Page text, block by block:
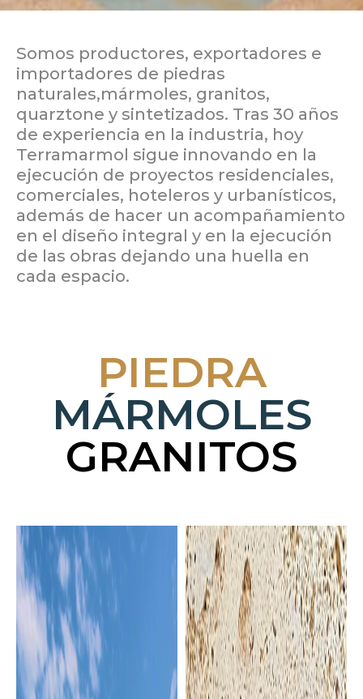
Somos productores, exportadores e
importadores de piedras
naturales,mármoles, granitos,
quarztone y sintetizados. Tras 30 años
de experiencia en la industria, hoy
Terramarmol sigue innovando en la
ejecución de proyectos residenciales,
comerciales, hoteleros y urbanísticos,
además de hacer un acompañamiento
en el diseño integral y en la ejecución
de las obras dejando una huella en
cada espacio.
PIEDRA
MÁRMOLES
GRANITOS